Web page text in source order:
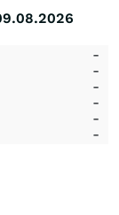
-
-
-
-
-
-